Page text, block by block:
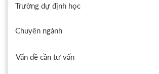
Trường dự định học
Chuyên ngành